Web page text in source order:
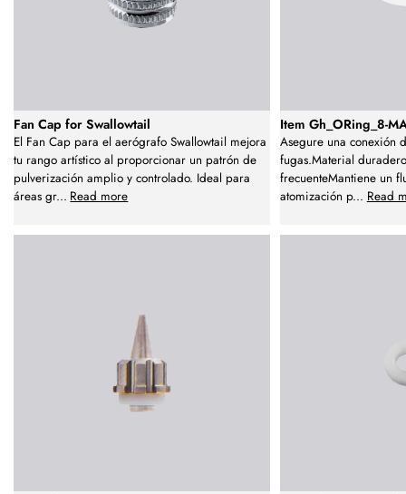
Fan Cap for Swallowtail
El Fan Cap para el aerógrafo Swallowtail mejora
tu rango artístico al proporcionar un patrón de
pulverización amplio y controlado. Ideal para
áreas gr... Read more
Item Gh_ORing_8-
Asegure una conexión
fugas.Material
frecuenteMantiene un
atomización p... Read